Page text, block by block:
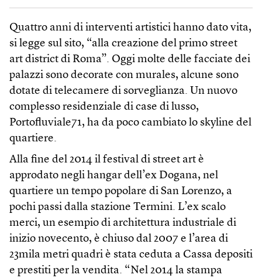
Quattro anni di interventi artistici hanno dato vita,
si legge sul sito, “alla creazione del primo street
art district di Roma”. Oggi molte delle facciate dei
palazzi sono decorate con murales, alcune sono
dotate di telecamere di sorveglianza. Un nuovo
complesso residenziale di case di lusso,
Portofluviale71, ha da poco cambiato lo skyline del
quartiere.
Alla fine del 2014 il festival di street art è
approdato negli hangar dell’ex Dogana, nel
quartiere un tempo popolare di San Lorenzo, a
pochi passi dalla stazione Termini. L’ex scalo
merci, un esempio di architettura industriale di
inizio novecento, è chiuso dal 2007 e l’area di
23mila metri quadri è stata ceduta a Cassa depositi
e prestiti per la vendita. “Nel 2014 la stampa